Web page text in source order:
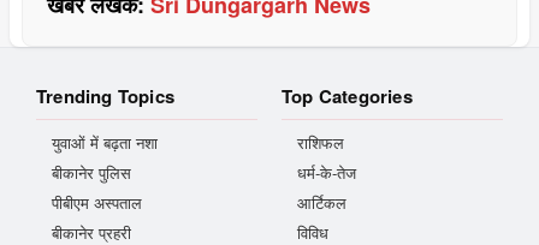
Trending Topics
युवाओं में बढ़ता नशा
बीकानेर पुलिस
पीबीएम अस्पताल
बीकानेर प्रहरी
Top Categories
राशिफल
धर्म-के-तेज
आर्टिकल
विविध